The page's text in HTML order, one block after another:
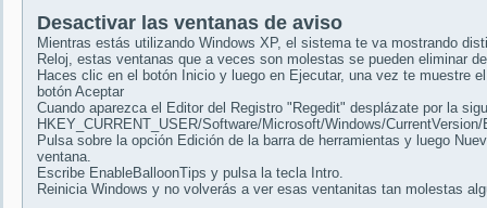
Desactivar las ventanas de aviso
Mientras estás utilizando Windows XP, el sistema te va mostrando
Reloj, estas ventanas que a veces son molestas se pueden eliminar
Haces clic en el botón Inicio y luego en Ejecutar, una vez te muestre
botón Aceptar
Cuando aparezca el Editor del Registro "Regedit" desplázate por la
HKEY_CURRENT_USER/Software/Microsoft/Windows/
Pulsa sobre la opción Edición de la barra de herramientas y luego
ventana.
Escribe EnableBalloonTips y pulsa la tecla Intro.
Reinicia Windows y no volverás a ver esas ventanitas tan molestas